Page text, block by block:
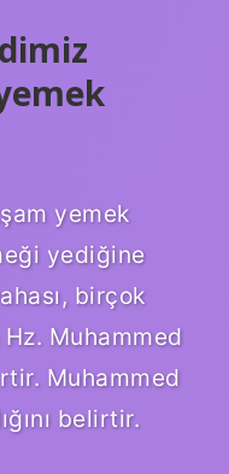
yemek
yediğine
birçok
Muhammed
Muhammed
belirtir.